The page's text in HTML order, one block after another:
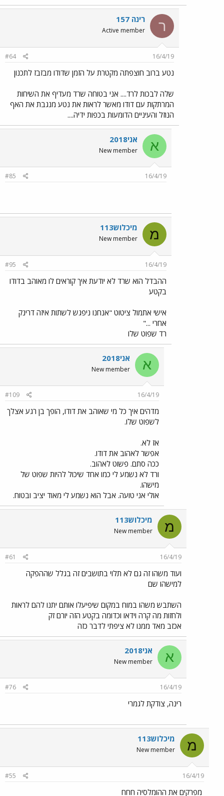
ר רינה 157
Active member
16/4/19
#64
נטע ברוב חוצפתה מקטרת על הזמן שדודו מבזבז לתכנון
שלה לבכות לרד.... אני בטוחה שרד מעדיף את השיחות
המרתקות עם דודו מאשר לראות את נטע מנגבת את האף
הנוזל והעיניים הדומעות בכפות ידיה....
א אני2018
New member
16/4/19
#85
מ מיכלוש113
New member
16/4/19
#95
ההבדל הוא שרד לא יודעת איך קוראים לו מאוהב בדודו
בקטע
אישי אתמול ציטוט "אנחנו ניפגש לשתות איזה דרינק
אחרי ..."
רד שפוט שלו
א אני2018
New member
16/4/19
#109
מדהים איך כל מי שאוהב את דודו, הופך בן רגע אצלך
לשפוט שלו.
אז לא.
אפשר לאהוב את דודו.
ככה סתם. פשוט לאהוב.
ורד לא נשמע לי כמו אחד שיכול להיות שפוט של
מישהו.
אולי אני טועה. אבל הוא נשמע לי מאוד יציב ובטוח.
מ מיכלוש113
New member
16/4/19
#61
ועוד משהו זה גם לא תלוי בתושבים זה בגלל שההפקה
למישהו שם
השתבש משהו במוח במקום שיפיעלו אותם יתנו להם לראות
ולחזות מה קרה וידאו וכדומה בקטע הזה יורם זק
אכזב מאד ממנו לא ציפתי לדבר כזה
א אני2018
New member
16/4/19
#76
רינה, צודקת לגמרי
מ מיכלוש113
New member
16/4/19
#55
מפרקים את ההומלסיה חחח